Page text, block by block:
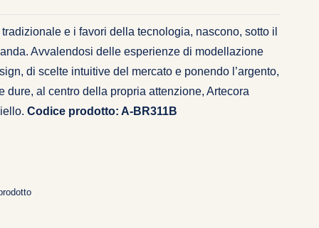
tradizionale e i favori della tecnologia, nascono, sotto il
Avvalendosi delle esperienze di modellazione
di scelte intuitive del mercato e ponendo l’argento,
dure, al centro della propria attenzione, Artecora
Codice prodotto: A-BR311B